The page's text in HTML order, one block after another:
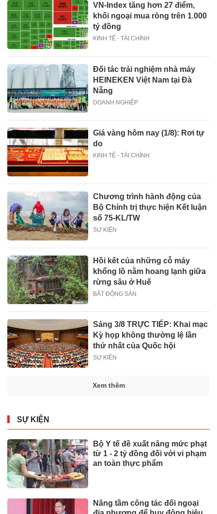
VN-Index tăng hơn 27 điểm,
khối ngoại mua ròng trên 1.000
tỷ đồng
KINH TẾ - TÀI CHÍNH
Đối tác trải nghiệm nhà máy
HEINEKEN Việt Nam tại Đà
Nẵng
DOANH NGHIỆP
Giá vàng hôm nay (1/8): Rơi tự
do
KINH TẾ - TÀI CHÍNH
Chương trình hành động của
Bộ Chính trị thực hiện Kết luận
số 75-KL/TW
SỰ KIỆN
Hồi kết của những cỗ máy
khổng lồ nằm hoang lạnh giữa
rừng sâu ở Huế
BẤT ĐỘNG SẢN
Sáng 3/8 TRỰC TIẾP: Khai mạc
Kỳ họp không thường lệ lần
thứ nhất của Quốc hội
SỰ KIỆN
Xem thêm
SỰ KIỆN
Bộ Y tế đề xuất nâng mức phạt
từ 1 - 2 tỷ đồng đối với vi phạm
an toàn thực phẩm
Nâng tầm công tác đối ngoại